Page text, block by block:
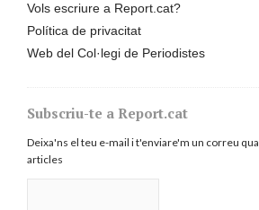
Vols escriure a Report.cat?
Política de privacitat
Web del Col·legi de Periodistes
Subscriu-te a Report.cat
Deixa'ns el teu e-mail i t'enviare'm un correu
articles